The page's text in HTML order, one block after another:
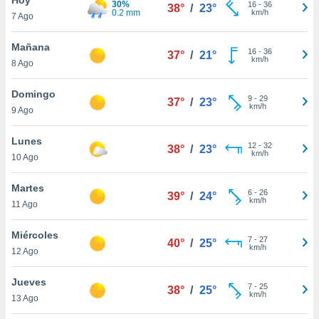
y
en
más
de
7 Ago
30%
0.2 mm
38° / 23° 16- 36
km/h
Mañana
8 Ago
37° / 21° 16- 36
km/h
Domingo
9 Ago
37° / 23° 9- 29
km/h
Lunes
10 Ago
38° / 23° 12- 32
km/h
Martes
11 Ago
39° / 24° 6- 26
km/h
Miércoles
12 Ago
40° / 25° 7- 27
km/h
Jueves
13 Ago
38° / 25° 7- 25
km/h